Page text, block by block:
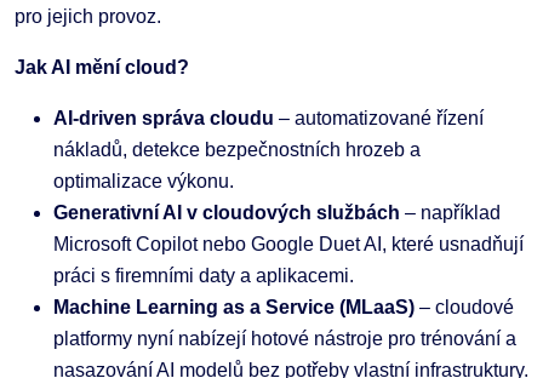
pro jejich provoz.
Jak AI mění cloud?
AI-driven správa cloudu – automatizované řízení
nákladů, detekce bezpečnostních hrozeb a
optimalizace výkonu.
Generativní AI v cloudových službách – například
Microsoft Copilot nebo Google Duet AI, které usnadňují
práci s firemními daty a aplikacemi.
Machine Learning as a Service (MLaaS) – cloudové
platformy nyní nabízejí hotové nástroje pro trénování a
nasazování AI modelů bez potřeby vlastní infrastruktury.